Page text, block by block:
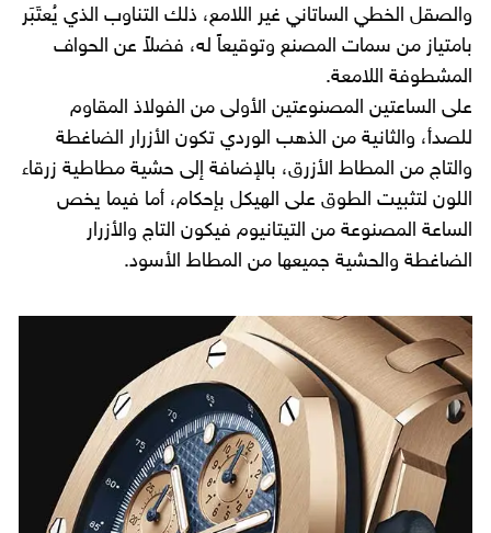
والصقل الخطي الساتاني غير اللامع، ذلك التناوب الذي يُعتَبَر
بامتياز من سمات المصنع وتوقيعاً له، فضلاً عن الحواف
المشطوفة اللامعة.
على الساعتين المصنوعتين الأولى من الفولاذ المقاوم
للصدأ، والثانية من الذهب الوردي تكون الأزرار الضاغطة
والتاج من المطاط الأزرق، بالإضافة إلى حشية مطاطية زرقاء
اللون لتثبيت الطوق على الهيكل بإحكام، أما فيما يخص
الساعة المصنوعة من التيتانيوم فيكون التاج والأزرار
الضاغطة والحشية جميعها من المطاط الأسود.